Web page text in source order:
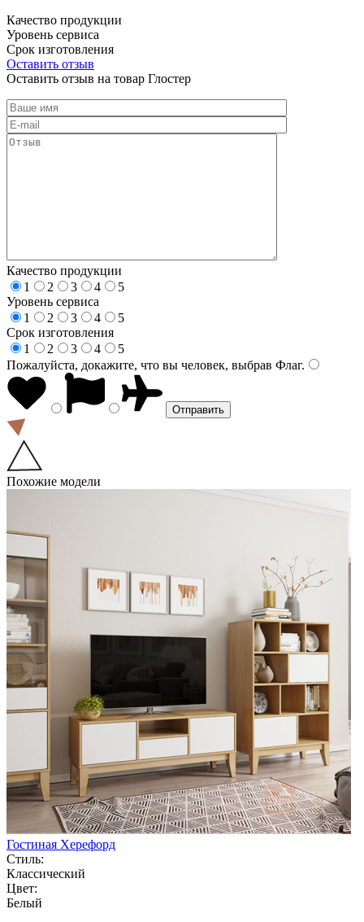
Качество продукции
Уровень сервиса
Срок изготовления
Оставить отзыв
Оставить отзыв на товар Глостер
Качество продукции
1
2 3 4
5
Уровень сервиса
1
2 3 4
5
Срок изготовления
1
2 3 4
5
Пожалуйста, докажите, что вы человек, выбрав Флаг.
Похожие модели
Гостиная Херефорд
Стиль:
Классический
Цвет:
Белый